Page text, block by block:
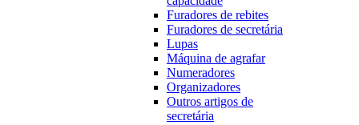
Furadores de rebites
Furadores de secretária
Lupas
Máquina de agrafar
Numeradores
Organizadores
Outros artigos de
secretária